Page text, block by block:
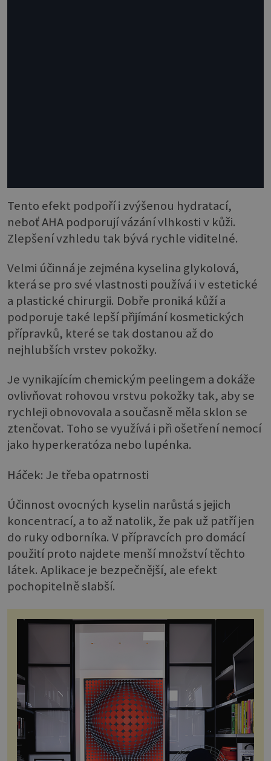
Tento efekt podpoří i zvýšenou hydratací,
neboť AHA podporují vázání vlhkosti v kůži.
Zlepšení vzhledu tak bývá rychle viditelné.
Velmi účinná je zejména kyselina glykolová,
která se pro své vlastnosti používá i v estetické
a plastické chirurgii. Dobře proniká kůží a
podporuje také lepší přijímání kosmetických
přípravků, které se tak dostanou až do
nejhlubších vrstev pokožky.
Je vynikajícím chemickým peelingem a dokáže
ovlivňovat rohovou vrstvu pokožky tak, aby se
rychleji obnovovala a současně měla sklon se
ztenčovat. Toho se využívá i při ošetření nemocí
jako hyperkeratóza nebo lupénka.
Háček: Je třeba opatrnosti
Účinnost ovocných kyselin narůstá s jejich
koncentrací, a to až natolik, že pak už patří jen
do ruky odborníka. V přípravcích pro domácí
použití proto najdete menší množství těchto
látek. Aplikace je bezpečnější, ale efekt
pochopitelně slabší.